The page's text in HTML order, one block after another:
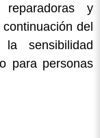
reparadoras y
del
la sensibilidad
para personas